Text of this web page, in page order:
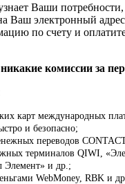
Ваши потребности,
Ваш электронный
по счету и
комиссии за
карт международных
и безопасно;
переводов
терминалов QIWI,
Элемент» и др.;
WebMoney, RBK и др.